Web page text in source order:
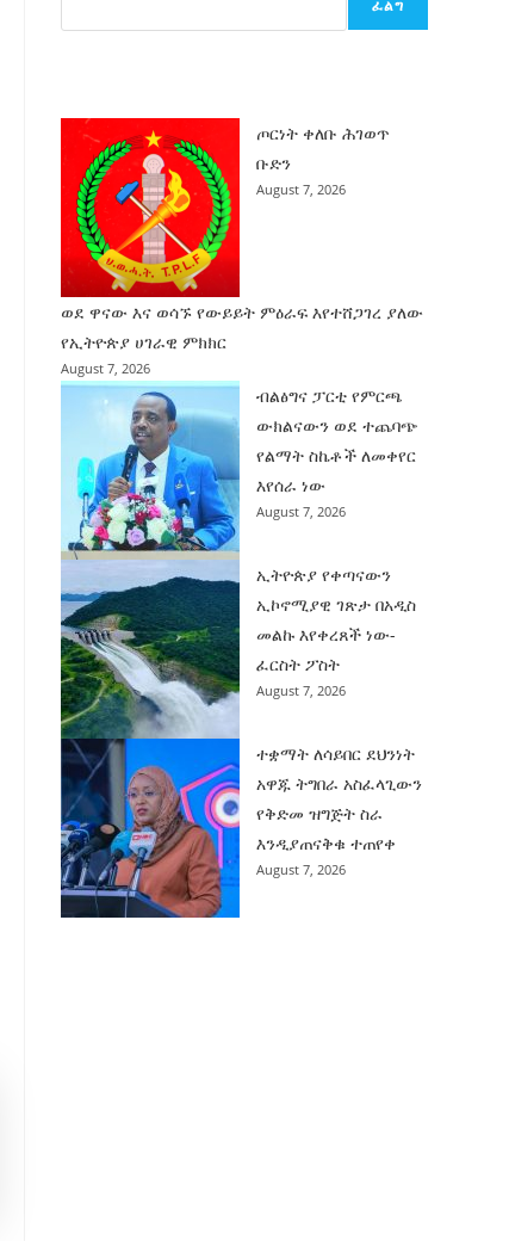
ፈልግ
ጦርነት ቀለቡ ሕገወጥ
ቡድን
August 7, 2026
ወደ ዋናው እና ወሳኙ የውይይት ምዕራፍ እየተሸጋገረ ያለው
የኢትዮጵያ ሀገራዊ ምክክር
August 7, 2026
ብልፅግና ፓርቲ የምርጫ
ውክልናውን ወደ ተጨባጭ
የልማት ስኬቶች ለመቀየር
እየሰራ ነው
August 7, 2026
ኢትዮጵያ የቀጣናውን
ኢኮኖሚያዊ ገጽታ በአዲስ
መልኩ እየቀረጸች ነው-
ፈርስት ፖስት
August 7, 2026
ተቋማት ለሳይበር ደህንነት
አዋጁ ትግበራ አስፈላጊውን
የቅድመ ዝግጅት ስራ
እንዲያጠናቅቁ ተጠየቀ
August 7, 2026